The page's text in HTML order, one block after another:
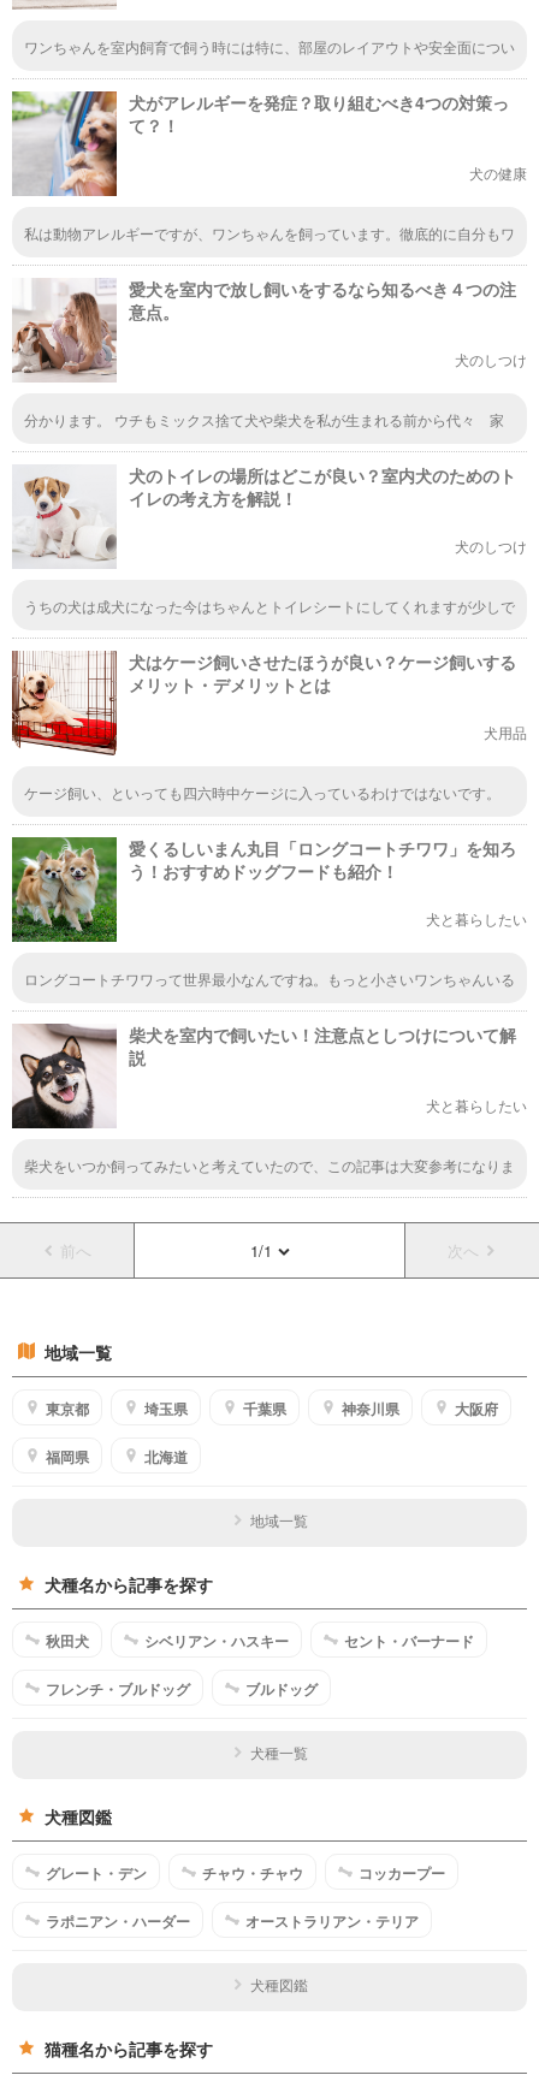
ワンちゃんを室内飼育で飼う時には特に、部屋のレイアウトや安全面につい
に負担がかかりますし、電気コードなどで骨折するリスクもあるのでないほ
うがいいかも。
犬がアレルギーを発症？取り組むべき4つの対策っ
て？！
犬の健康
私は動物アレルギーですが、ワンちゃんを飼っています。徹底的に自分もワ
レルギーにかかってほしくないので、神経質になってしまいますが、ご飯な
どにはとても気を付けています。
愛犬を室内で放し飼いをするなら知るべき４つの注
意点。
犬のしつけ
分かります。 ウチもミックス捨て犬や柴犬を私が生まれる前から代々 家
ですが、私が当時20歳の頃から 家中で中型犬を飼っておどかれてたのを覚
えてます。 その頃から、ずっと フリーです。 カードとか噛まれたくない
ものは、スプレーや保護剤、など色々アイテムも有ります。 留守番で、何
時間も 狭い動きができないのもストレスが溜まるとおもう。 隣の犬も日
中 吠えてばかりです。 しつけがある程度できた時と 成犬なれば、落ち着
くのでフリーでも いいとおもう。
犬のトイレの場所はどこが良い？室内犬のためのト
イレの考え方を解説！
犬のしつけ
うちの犬は成犬になった今はちゃんとトイレシートにしてくれますが少しで
犬はケージ飼いさせたほうが良い？ケージ飼いする
メリット・デメリットとは
犬用品
ケージ飼い、といっても四六時中ケージに入っているわけではないです。
間もあれば、散歩の時間もあるわけです。 そして、リラックスする場所と
してのケージ。眠る場所としてのケージ。ワンちゃんにとってもとても幸せ
なことと思います。 人間社会で生きているのだから、人間社会に合わせて
当然です。飼い主さんがケージ飼い派であれば、ワンちゃんをそれに合わせ
ていけばよいのです。 もちろん、嫌がるワンちゃんを閉じ込める場所とし
て使うのはいけません。 ケージを嫌がるワンちゃんは、飼い主さんが正し
いケージトレーニングを行っていないだけです。 本来、ケージはワンちゃ
飼い主さんも快適に暮らすことができますよ。
愛くるしいまん丸目「ロングコートチワワ」を知ろ
う！おすすめドッグフードも紹介！
犬と暮らしたい
ロングコートチワワって世界最小なんですね。もっと小さいワンちゃんいる
いているというのもびっくりです。飼い主さんに忠実なのも躾がしやすそう
ですね。
柴犬を室内で飼いたい！注意点としつけについて解
説
犬と暮らしたい
柴犬をいつか飼ってみたいと考えていたので、この記事は大変参考になりま
大変そうですね。でも、将来飼うときは多分室内で飼うようになるだろう
な。
前へ 1/1 次へ
地域一覧
東京都 埼玉県 千葉県 神奈川県 大阪府
福岡県 北海道
地域一覧
犬種名から記事を探す
秋田犬 シベリアン・ハスキー セント・バーナード
フレンチ・ブルドッグ ブルドッグ
犬種一覧
犬種図鑑
グレート・デン チャウ・チャウ コッカープー
ラポニアン・ハーダー オーストラリアン・テリア
犬種図鑑
猫種名から記事を探す